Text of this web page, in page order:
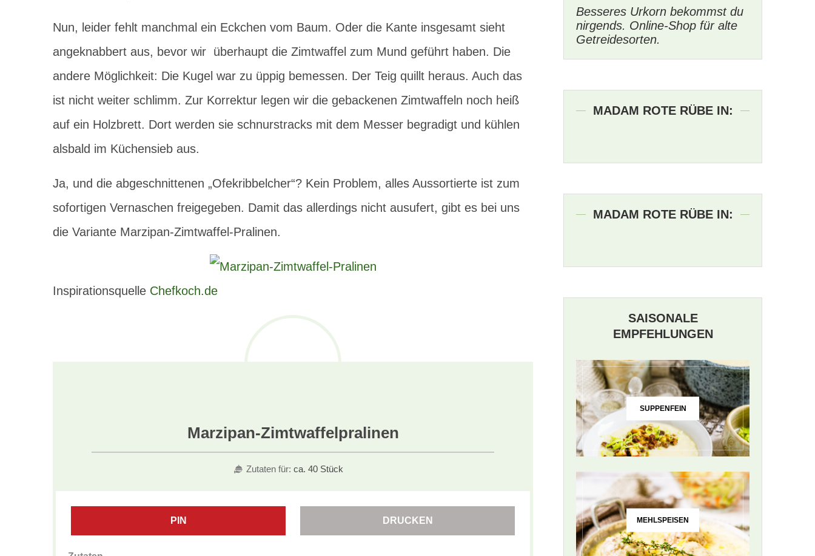
Nun, leider fehlt manchmal ein Eckchen vom Baum. Oder die Kante insgesamt sieht
angeknabbert aus, bevor wir überhaupt die Zimtwaffel zum Mund geführt haben. Die
andere Möglichkeit: Die Kugel war zu üppig bemessen. Der Teig quillt heraus. Auch das
ist nicht weiter schlimm. Zur Korrektur legen wir die gebackenen Zimtwaffeln noch heiß
auf ein Holzbrett. Dort werden sie schnurstracks mit dem Messer begradigt und kühlen
alsbald im Küchensieb aus.
Ja, und die abgeschnittenen „Ofekribbelcher“? Kein Problem, alles Aussortierte ist zum
sofortigen Vernaschen freigegeben. Damit das allerdings nicht ausufert, gibt es bei uns
die Variante Marzipan-Zimtwaffel-Pralinen.
Inspirationsquelle Chefkoch.de
Marzipan-Zimtwaffelpralinen
Zutaten für: ca. 40 Stück
PIN DRUCKEN
Besseres Urkorn bekommst du
nirgends. Online-Shop für alte
Getreidesorten.
MADAM ROTE RÜBE IN:
MADAM ROTE RÜBE IN:
SAISONALE
EMPFEHLUNGEN
SUPPENFEIN
MEHLSPEISEN